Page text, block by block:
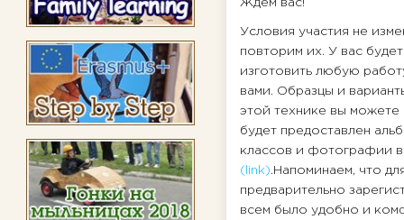
Ждем вас!
Условия участия не
повторим их. У вас
изготовить любую
вами. Образцы и
этой технике вы можете
будет предоставлен
классов и фотографии
(link).Напоминаем, что
предварительно
всем было удобно и